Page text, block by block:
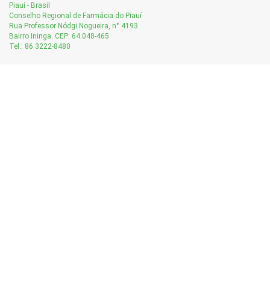
Piauí - Brasil
Conselho Regional de Farmácia do Piauí
Rua Professor Nódgi Nogueira, n° 4193
Bairro Ininga. CEP: 64.048-465
Tel.: 86 3222-8480